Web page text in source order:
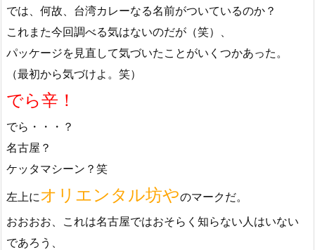
では、何故、台湾カレーなる名前がついているのか？
これまた今回調べる気はないのだが（笑）、
パッケージを見直して気づいたことがいくつかあった。
（最初から気づけよ。笑）
でら辛！
でら・・・？
名古屋？
ケッタマシーン？笑
左上にオリエンタル坊やのマークだ。
おおおお、これは名古屋ではおそらく知らない人はいない
であろう、